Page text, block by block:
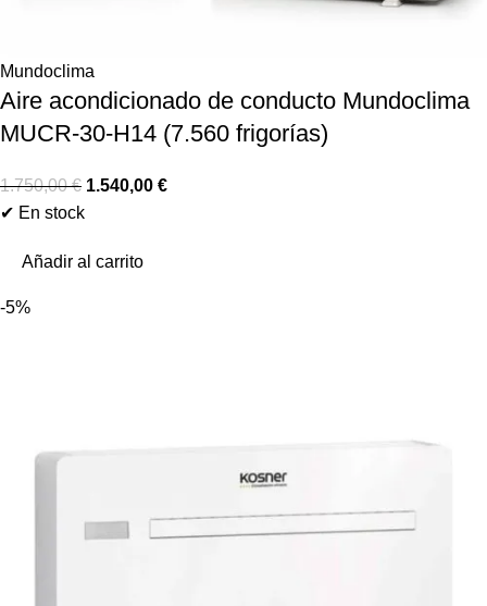
Mundoclima
Aire acondicionado de conducto Mundoclima
MUCR-30-H14 (7.560 frigorías)
1.750,00€ 1.540,00 €
✔ En stock
Añadir al carrito
-5%